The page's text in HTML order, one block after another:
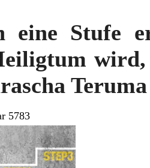
eine Stufe
Teruma
5783